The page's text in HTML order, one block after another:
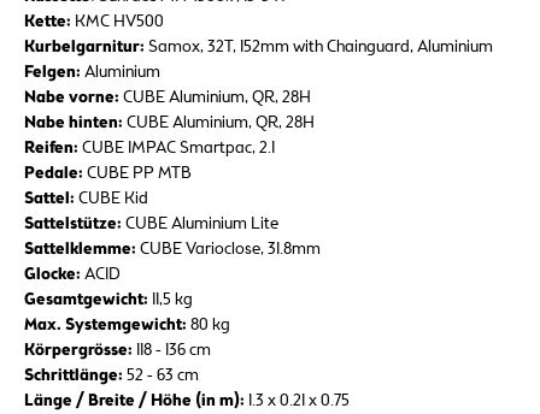
Kette: KMC HV500
Kurbelgarnitur: Samox, 32T, 152mm with Chainguard, Aluminium
Felgen: Aluminium
Nabe vorne: CUBE Aluminium, QR, 28H
Nabe hinten: CUBE Aluminium, QR, 28H
Reifen: CUBE IMPAC Smartpac, 2.1
Pedale: CUBE PP MTB
Sattel: CUBE Kid
Sattelstütze: CUBE Aluminium Lite
Sattelklemme: CUBE Varioclose, 31.8mm
Glocke: ACID
Gesamtgewicht: 11,5 kg
Max. Systemgewicht: 80 kg
Körpergrösse: 118 - 136 cm
Schrittlänge: 52 - 63 cm
Länge / Breite / Höhe (in m): 1.3 x 0.21 x 0.75